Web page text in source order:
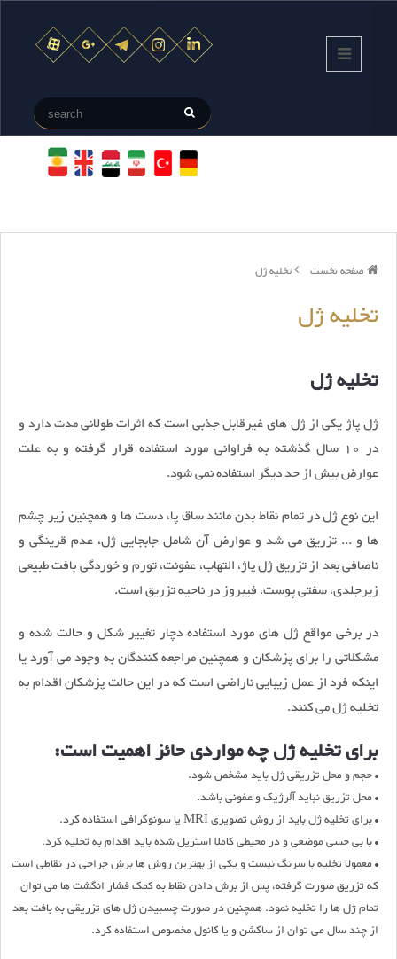
صفحه نخست تخلیه ژل
تخلیه ژل
تخلیه ژل
ژل پاژ یکی از ژل های غیرقابل جذبی است که اثرات طولانی مدت دارد و
در 10 سال گذشته به فراوانی مورد استفاده قرار گرفته و به علت
عوارض بیش از حد دیگر استفاده نمی شود.
این نوع ژل در تمام نقاط بدن مانند ساق پا، دست ها و همچنین زیر چشم
ها و ... تزریق می شد و عوارض آن شامل جابجایی ژل، عدم قرینگی و
ناصافی بعد از تزریق ژل پاژ، التهاب، عفونت، تورم و خوردگی بافت طبیعی
زیرجلدی، سفتی پوست، فیبروز در ناحیه تزریق است.
در برخی مواقع ژل های مورد استفاده دچار تغییر شکل و حالت شده و
مشکلاتی را برای پزشکان و همچنین مراجعه کنندگان به وجود می آورد یا
اینکه فرد از عمل زیبایی ناراضی است که در این حالت پزشکان اقدام به
تخلیه ژل می کنند.
برای تخلیه ژل چه مواردی حائز اهمیت است:
• حجم و محل تزریقی ژل باید مشخص شود.
• محل تزریق نباید آلرژیک و عفونی باشد.
• برای تخلیه ژل باید از روش تصویری MRI یا سونوگرافی استفاده کرد.
• با بی حسی موضعی و در محیطی کاملا استریل شده باید اقدام به تخلیه کرد.
• معمولا تخلیه با سرنگ نیست و یکی از بهترین روش ها برش جراحی در نقاطی است
که تزریق صورت گرفته، پس از برش دادن نقاط به کمک فشار انگشت ها می توان
تمام ژل ها را تخلیه نمود. همچنین در صورت چسبیدن ژل های تزریقی به بافت بعد
از چند سال می توان از ساکشن و یا کانول مخصوص استفاده کرد.